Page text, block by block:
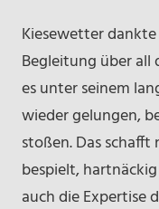
Kiesewetter
Begleitung über all
es unter seinem
wieder gelungen,
stoßen. Das
bespielt,
auch die Expertise